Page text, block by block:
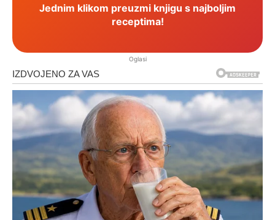
Jednim klikom preuzmi knjigu s najboljim
receptima!
Oglasi